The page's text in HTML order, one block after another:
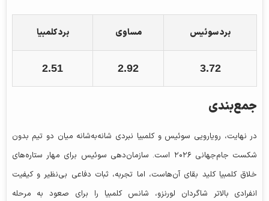
برد سوئیس مساوی برد کلمبیا
3.72
2.92
2.51
جمع‌بندی
در نهایت، رویارویی سوئیس و کلمبیا نبردی شانه‌به‌شانه میان دو تیم بدون
شکست جام‌جهانی ۲۰۲۶ است. سازمان‌دهی سوئیس برای مهار ستاره‌های
خلاق کلمبیا کلید بقای آن‌هاست، اما تجربه، ثبات دفاعی بی‌نظیر و کیفیت
انفرادی بالاتر شاگردان لورنزو، شانس کلمبیا را برای صعود به مرحله